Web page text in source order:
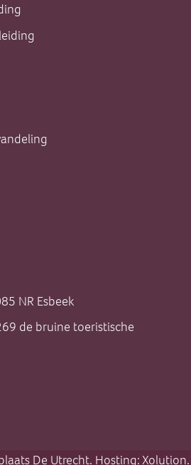
Esbeek
NR Esbeek
bruine toeristische borden.
de bruine toeristische
De Utrecht. Hosting:Xolution.